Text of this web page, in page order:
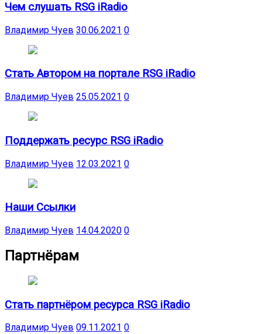
Чем слушать RSG iRadio
Владимир Чуев 30.06.2021 0
Стать Автором на портале RSG iRadio
Владимир Чуев 25.05.2021 0
Поддержать ресурс RSG iRadio
Владимир Чуев 12.03.2021 0
Наши Ссылки
Владимир Чуев 14.04.2020 0
Партнёрам
Стать партнёром ресурса RSG iRadio
Владимир Чуев 09.11.2021 0